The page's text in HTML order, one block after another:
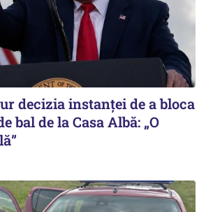
decizia instanţei de a bloca
bal de la Casa Albă: „O